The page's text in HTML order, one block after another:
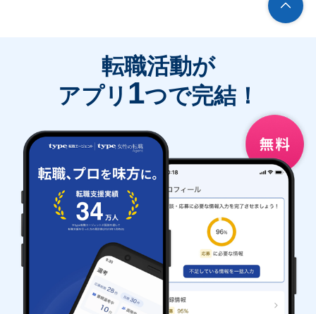
転職活動が
アプリ 1つで完結！